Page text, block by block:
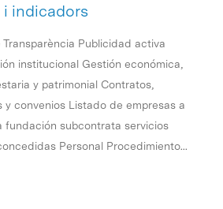
i indicadors
Transparència Publicidad activa
institucional Gestión económica,
y patrimonial Contratos,
y convenios Listado de empresas a
fundación subcontrata servicios
Personal Procedimiento...